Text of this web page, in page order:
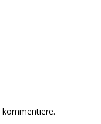
kommentiere.